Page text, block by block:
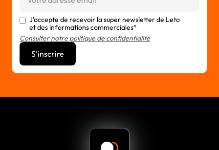
J'accepte de recevoir la super newsletter de Leto
et des informations commerciales*
Consulter notre politique de confidentialité